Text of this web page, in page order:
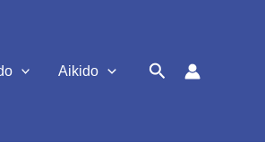
Aikido Suchen